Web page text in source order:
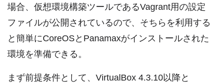
場合、仮想環境構築ツールであるVagrant用の設定
ファイルが公開されているので、そちらを利用する
と簡単にCoreOSとPanamaxがインストールされた
環境を準備できる。
まず前提条件として、VirtualBox 4.3.10以降と